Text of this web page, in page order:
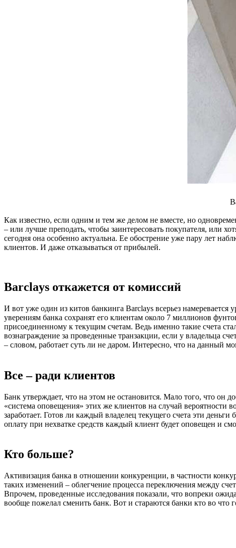
Как известно, если одним и тем же делом не вместе, но
– или лучше преподать, чтобы заинтересовать покупателя, или
сегодня она особенно актуальна. Ее обострение уже пару лет
клиентов. И даже отказываться от прибылей.
Barclays откажется от комиссий
И вот уже один из китов банкинга Barclays всерьез
уверениям банка сохранят его клиентам около 7 миллионов
присоединенному к текущим счетам. Ведь именно такие счета
вознаграждение за проведенные транзакции, если у владельца
– словом, работает суть ли не даром. Интересно, что на данный
Все – ради клиентов
Банк утверждает, что на этом не остановится. Мало того, что он
«система оповещения» этих же клиентов на случай вероятности
заработает. Готов ли каждый владелец текущего счета эти
оплату при нехватке средств каждый клиент будет оповещен и
Кто больше?
Активизация банка в отношении конкуренции, в частности
таких изменений – облегчение процесса переключения между
Впрочем, проведенные исследования показали, что вопреки
вообще пожелал сменить банк. Вот и стараются банки кто во что